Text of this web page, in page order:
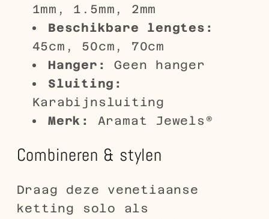
1mm, 1.5mm, 2mm
Beschikbare lengtes:
45cm, 50cm, 70cm
Hanger:
Geen hanger
Sluiting:
Karabijnsluiting
Merk:
Aramat Jewels®
Combineren & stylen
Draag deze venetiaanse
ketting solo als